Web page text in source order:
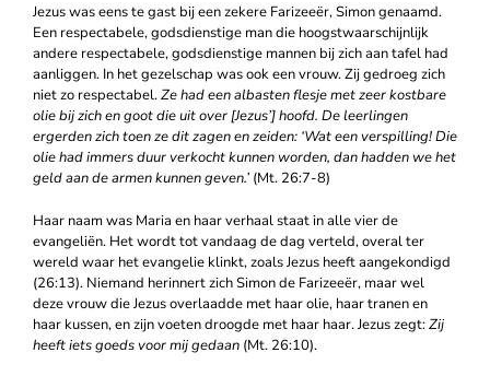
Jezus was eens te gast bij een zekere Farizeeër, Simon genaamd.
Een respectabele, godsdienstige man die hoogstwaarschijnlijk
andere respectabele, godsdienstige mannen bij zich aan tafel had
aanliggen. In het gezelschap was ook een vrouw. Zij gedroeg zich
niet zo respectabel.Ze had een albasten flesje met zeer kostbare
olie bij zich en goot die uit over [Jezus’] hoofd. De leerlingen
ergerden zich toen ze dit zagen en zeiden: ‘Wat een verspilling! Die
olie had immers duur verkocht kunnen worden, dan hadden we het
geld aan de armen kunnen geven.’ (Mt. 26:7-8)
Haar naam was Maria en haar verhaal staat in alle vier de
evangeliën. Het wordt tot vandaag de dag verteld, overal ter
wereld waar het evangelie klinkt, zoals Jezus heeft aangekondigd
(26:13). Niemand herinnert zich Simon de Farizeeër, maar wel
deze vrouw die Jezus overlaadde met haar olie, haar tranen en
haar kussen, en zijn voeten droogde met haar haar. Jezus zegt:Zij
heeft iets goeds voor mij gedaan (Mt. 26:10).